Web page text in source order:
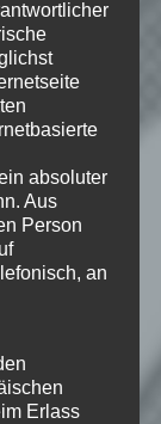
absoluter
Aus
Person
an
Erlass